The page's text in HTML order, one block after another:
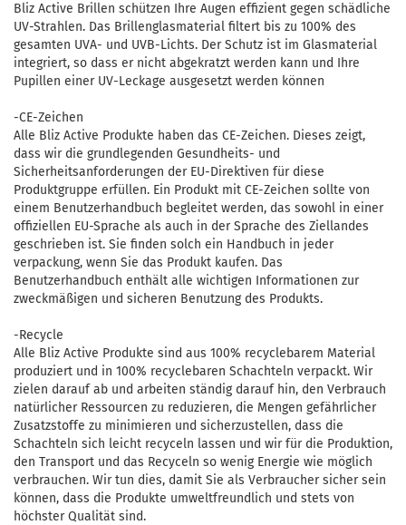
Bliz Active Brillen schützen Ihre Augen effizient gegen schädliche
UV-Strahlen. Das Brillenglasmaterial filtert bis zu 100% des
gesamten UVA- und UVB-Lichts. Der Schutz ist im Glasmaterial
integriert, so dass er nicht abgekratzt werden kann und Ihre
Pupillen einer UV-Leckage ausgesetzt werden können
-CE-Zeichen
Alle Bliz Active Produkte haben das CE-Zeichen. Dieses zeigt,
dass wir die grundlegenden Gesundheits- und
Sicherheitsanforderungen der EU-Direktiven für diese
Produktgruppe erfüllen. Ein Produkt mit CE-Zeichen sollte von
einem Benutzerhandbuch begleitet werden, das sowohl in einer
offiziellen EU-Sprache als auch in der Sprache des Ziellandes
geschrieben ist. Sie finden solch ein Handbuch in jeder
verpackung, wenn Sie das Produkt kaufen. Das
Benutzerhandbuch enthält alle wichtigen Informationen zur
zweckmäßigen und sicheren Benutzung des Produkts.
-Recycle
Alle Bliz Active Produkte sind aus 100% recyclebarem Material
produziert und in 100% recyclebaren Schachteln verpackt. Wir
zielen darauf ab und arbeiten ständig darauf hin, den Verbrauch
natürlicher Ressourcen zu reduzieren, die Mengen gefährlicher
Zusatzstoffe zu minimieren und sicherzustellen, dass die
Schachteln sich leicht recyceln lassen und wir für die Produktion,
den Transport und das Recyceln so wenig Energie wie möglich
verbrauchen. Wir tun dies, damit Sie als Verbraucher sicher sein
können, dass die Produkte umweltfreundlich und stets von
höchster Qualität sind.